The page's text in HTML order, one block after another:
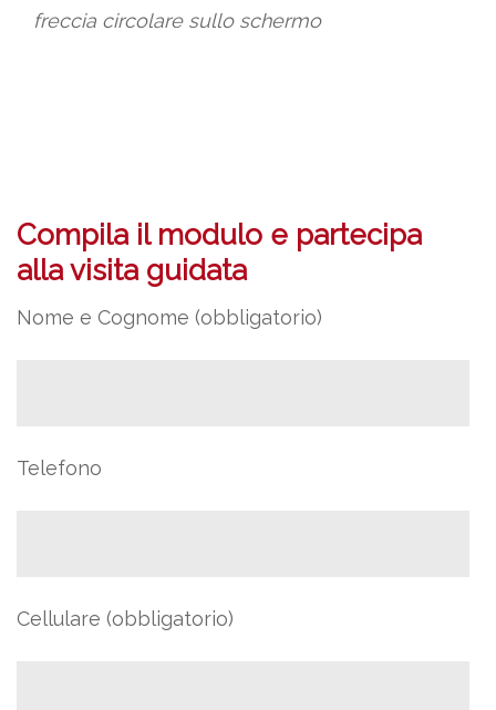
freccia circolare sullo schermo
Compila il modulo e partecipa
alla visita guidata
Nome e Cognome (obbligatorio)
Telefono
Cellulare (obbligatorio)